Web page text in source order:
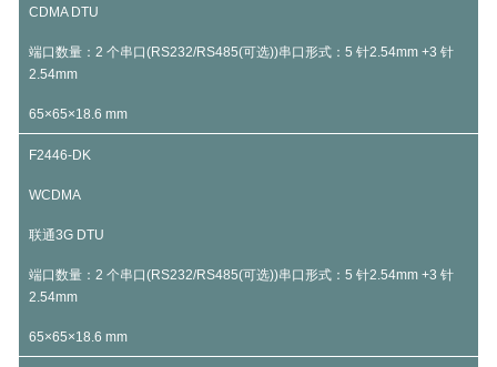
CDMA DTU
端口数量：2 个串口(RS232/RS485(可选))串口形式：5 针2.54mm +3 针
2.54mm
65×65×18.6 mm
F2446-DK
WCDMA
联通3G DTU
端口数量：2 个串口(RS232/RS485(可选))串口形式：5 针2.54mm +3 针
2.54mm
65×65×18.6 mm